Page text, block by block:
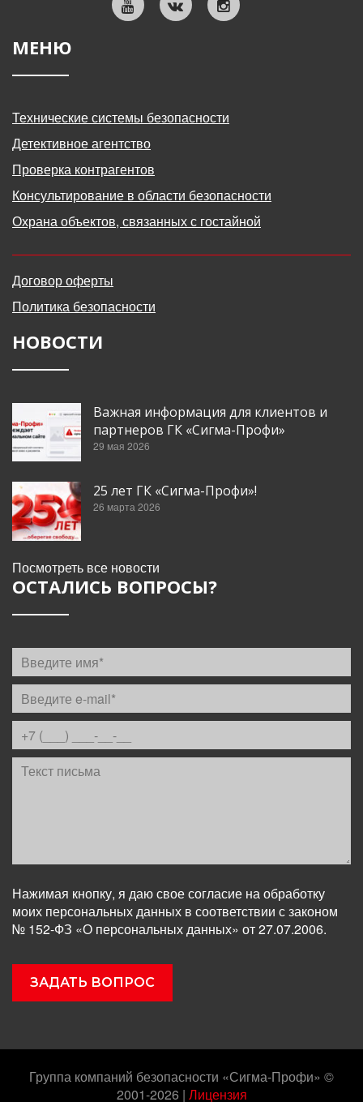
МЕНЮ
Технические системы безопасности
Детективное агентство
Проверка контрагентов
Консультирование в области безопасности
Охрана объектов, связанных с гостайной
Договор оферты
Политика безопасности
НОВОСТИ
Важная информация для клиентов и
партнеров ГК «Сигма-Профи»
29 мая 2026
25 лет ГК «Сигма-Профи»!
26 марта 2026
Посмотреть все новости
ОСТАЛИСЬ ВОПРОСЫ?
Нажимая кнопку, я даю свое согласие на обработку
моих персональных данных в соответствии с законом
№ 152-ФЗ «О персональных данных» от 27.07.2006.
Группа компаний безопасности «Сигма-Профи» ©
2001-2026 | Лицензия